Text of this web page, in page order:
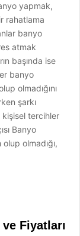
yapmak,
rahatlama
banyo
atmak
başında ise
banyo
olmadığını
şarkı
tercihler
Banyo
olmadığı,
Fiyatları